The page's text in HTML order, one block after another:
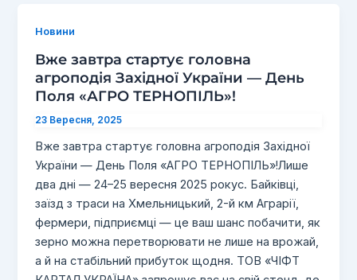
Новини
Вже завтра стартує головна
агроподія Західної України — День
Поля «АГРО ТЕРНОПІЛЬ»!
23 Вересня, 2025
Вже завтра стартує головна агроподія Західної
України — День Поля «АГРО ТЕРНОПІЛЬ»!Лише
два дні — 24–25 вересня 2025 рокус. Байківці,
заїзд з траси на Хмельницький, 2-й км Аграрії,
фермери, підприємці — це ваш шанс побачити, як
зерно можна перетворювати не лише на врожай,
а й на стабільний прибуток щодня. ТОВ «ЧІФТ